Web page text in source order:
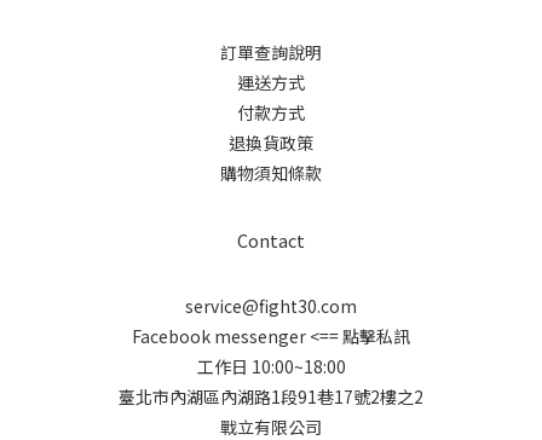
訂單查詢說明
運送方式
付款方式
退換貨政策
購物須知條款
Contact
service@fight30.com
Facebook messenger <== 點擊私訊
工作日 10:00~18:00
臺北市內湖區內湖路1段91巷17號2樓之2
戰立有限公司